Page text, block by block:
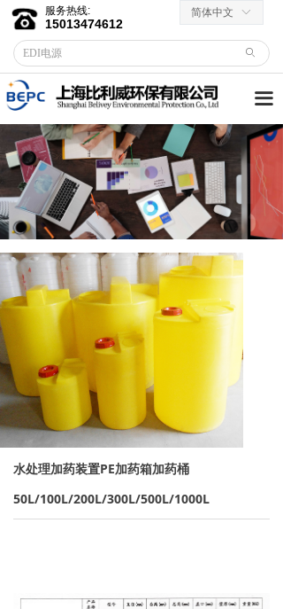
끀
首页
关于我们
客户服务
→ 合作伙伴
→资料下载
产品中心
→ EDI膜堆
→ EDI电源
→ 滤芯滤料
→RO反渗透膜
→ 离子交换树脂
→ 保安过滤器
→ 紫外线杀菌器
服务热线:
15013474612
ꄙ
ꀅ
简体中文
水处理加药装置PE加药箱加药桶
50L/100L/200L/300L/500L/1000L